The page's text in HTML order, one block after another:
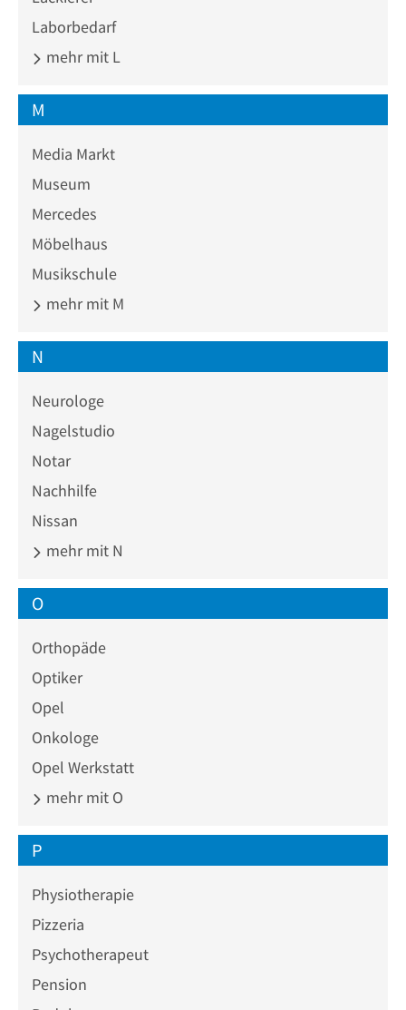
Laborbedarf
mehr mit L
M
Media Markt
Museum
Mercedes
Möbelhaus
Musikschule
mehr mit M
N
Neurologe
Nagelstudio
Notar
Nachhilfe
Nissan
mehr mit N
O
Orthopäde
Optiker
Opel
Onkologe
Opel Werkstatt
mehr mit O
P
Physiotherapie
Pizzeria
Psychotherapeut
Pension